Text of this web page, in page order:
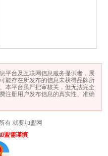
平台及互联网信息服务提供者，展
能存在所发布的信息未获得品牌所
本平台虽严把审核关，但无法完全
注册用户发布信息的真实性、准确
有 就要加盟网
盟需谨慎